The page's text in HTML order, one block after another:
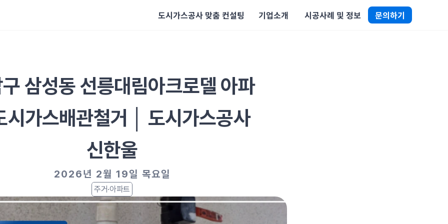
도시가스공사 맞춤 컨설팅 기업소개 시공사례 및 정보 문의하기
삼성동 선릉대림아크로델 아파
시가스배관철거 │ 도시가스공사
신한울
2026년 2월 19일 목요일
주거·아파트